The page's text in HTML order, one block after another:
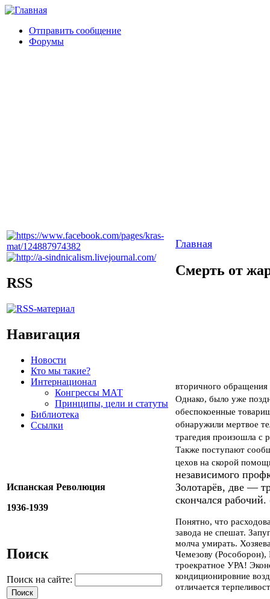
Отправить сообщение
Форумы
RSS
Навигация
Новости
Кто мы такие?
Интернационал
Конгрессы МАТ
Принципы, цели и статуты
Библиотека
Ссылки
Испанская Революция
1936-1939
Поиск
Поиск на сайте:
Главная
Смерть от
вторичного обращения
Однако, было уже
обеспокоенные
обнаружили мертвое
трагедия произошла с
Также поступают
цехов на скорой
независимого
Золотарёв, две —
скончался
Понятно, что
завода не спешат.
молча умирать.
Чемезову (Рособорон),
троекратное УРА!
кондиционировние
отличается